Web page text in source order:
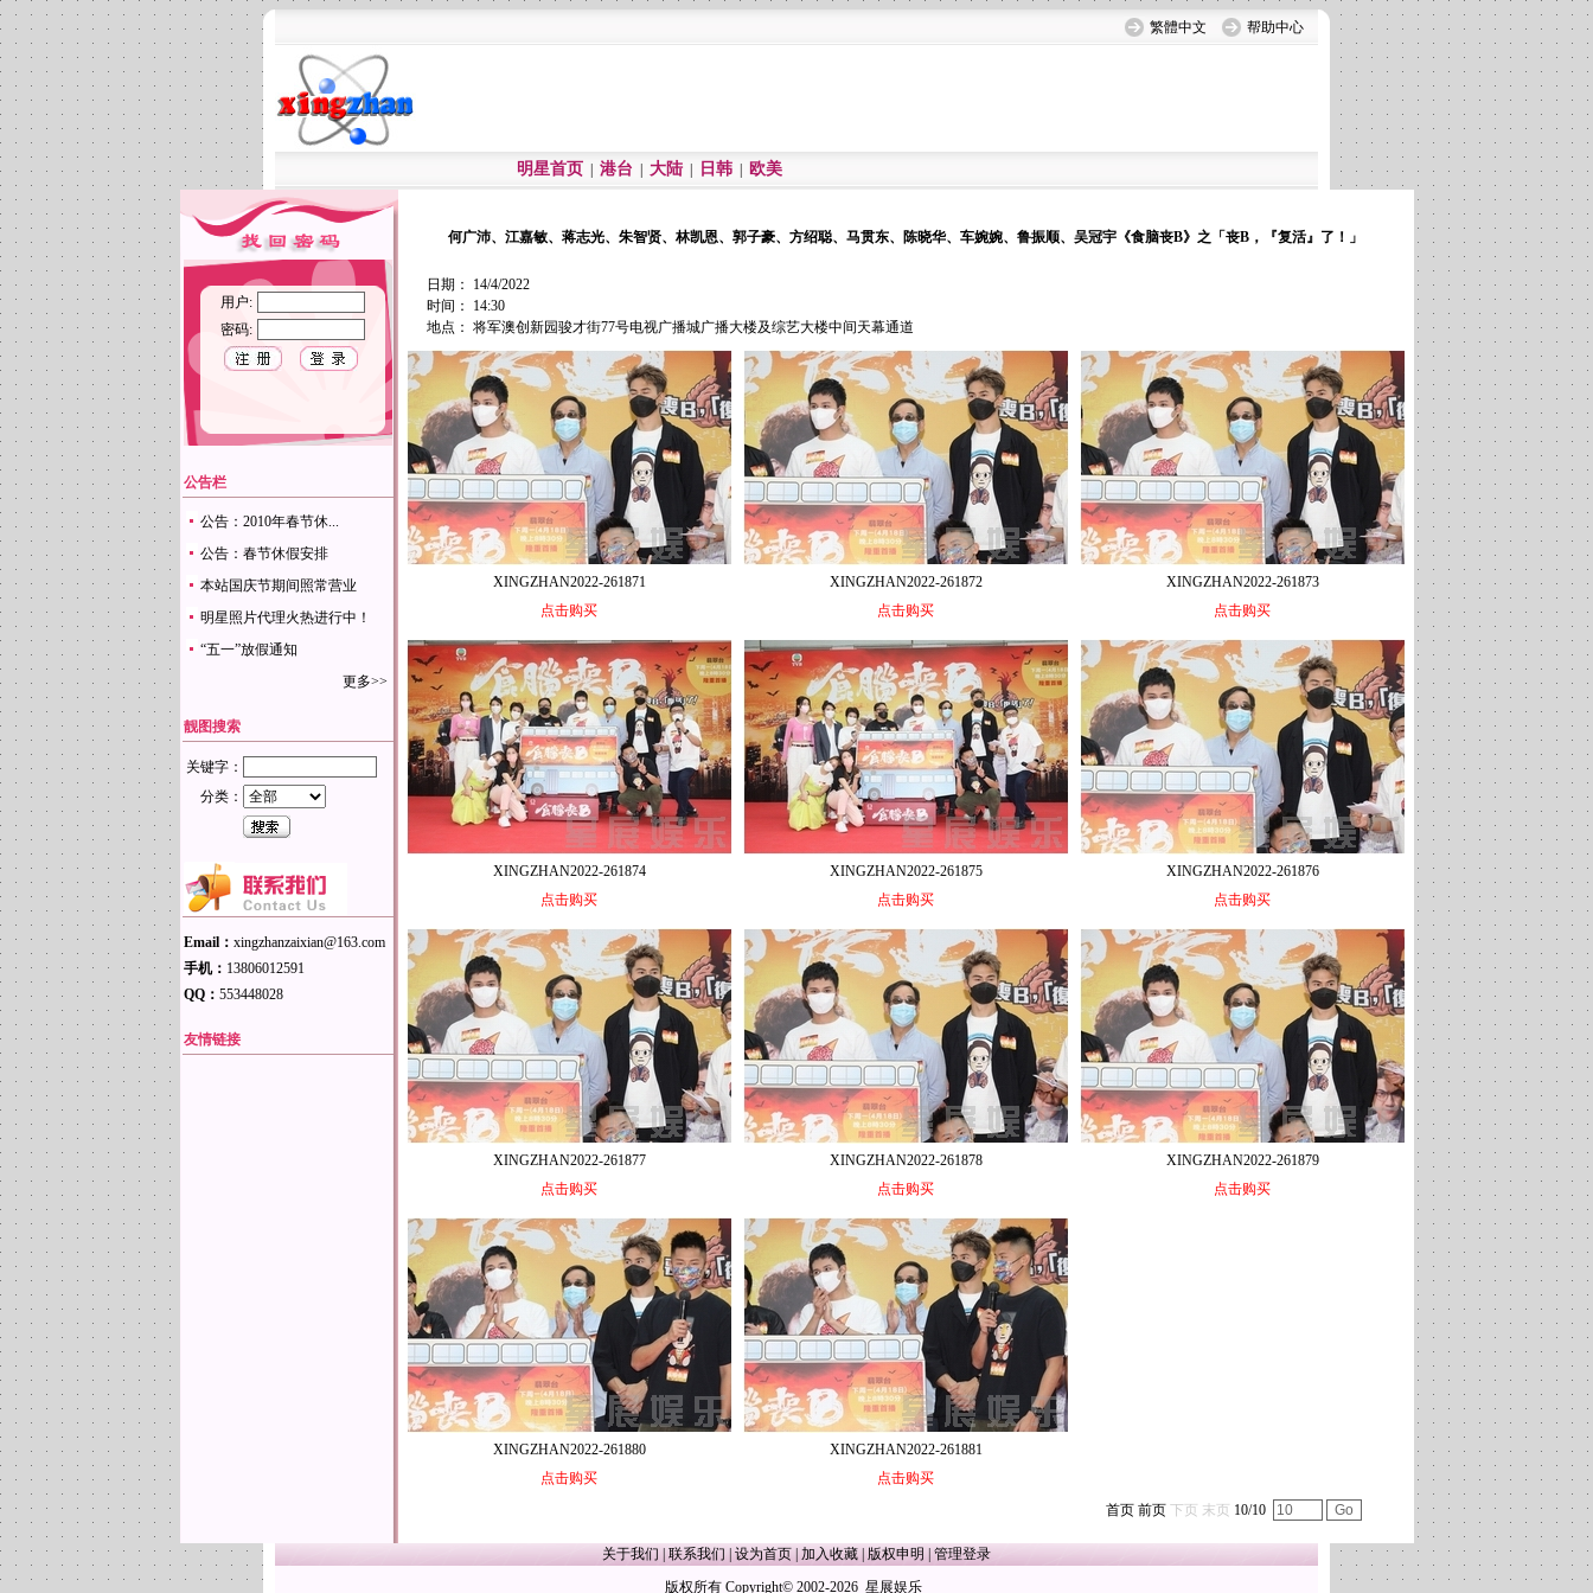
繁體中文 帮助中心
明星首页 港台 大陆 日韩 欧美
用户:
密码:
公告栏
公告：2010年春节休...
公告：春节休假安排
本站国庆节期间照常营业
明星照片代理火热进行中！
“五一”放假通知
更多>>
靓图搜索
关键字：
分类：
Email： xingzhanzaixian@163.com
手机： 13806012591
QQ： 553448028
友情链接
何广沛、江嘉敏、蒋志光、朱智贤、林凯恩、郭子豪、方绍聪、马贯东、陈晓华、车婉婉、鲁振顺、吴冠宇《食脑丧B》之「丧B，『复活』了！」
日期： 14/4/2022
时间： 14:30
地点： 将军澳创新园骏才街77号电视广播城广播大楼及综艺大楼中间天幕通道
XINGZHAN2022-261871
点击购买
XINGZHAN2022-261872
点击购买
XINGZHAN2022-261873
点击购买
XINGZHAN2022-261874
点击购买
XINGZHAN2022-261875
点击购买
XINGZHAN2022-261876
点击购买
XINGZHAN2022-261877
点击购买
XINGZHAN2022-261878
点击购买
XINGZHAN2022-261879
点击购买
XINGZHAN2022-261880
点击购买
XINGZHAN2022-261881
点击购买
首页 前页 下页 末页 10/10
关于我们 联系我们 设为首页 加入收藏 版权申明
管理登录
版权所有 Copyright© 2002-2026 星展娱乐